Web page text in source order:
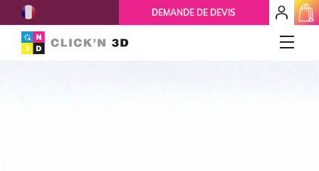
DEMANDE DE DEVIS
mon
espace
client
French